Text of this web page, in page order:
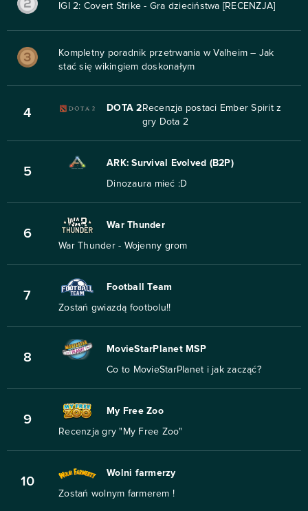
IGI 2: Covert Strike - Gra dzieciństwa [RECENZJA]
Kompletny poradnik przetrwania w Valheim – Jak
stać się wikingiem doskonałym
4 DOTA 2 Recenzja postaci Ember Spirit z
gry Dota 2
5
ARK: Survival Evolved (B2P)
Dinozaura mieć :D
6
War Thunder
War Thunder - Wojenny grom
7
Football Team
Zostań gwiazdą footbolu!!
8
MovieStarPlanet MSP
Co to MovieStarPlanet i jak zacząć?
9
My Free Zoo
Recenzja gry "My Free Zoo"
10
Wolni farmerzy
Zostań wolnym farmerem !